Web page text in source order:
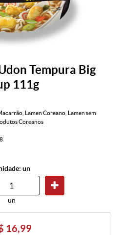
Tempura Big
111g
Lamen Coreano
Lamen sem
Coreanos
un
un
16,99